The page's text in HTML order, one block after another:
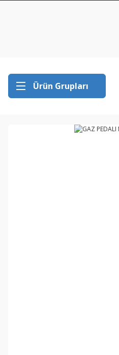
Ürün Grupları